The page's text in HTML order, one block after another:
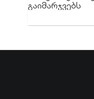
გაიმარჯვებს